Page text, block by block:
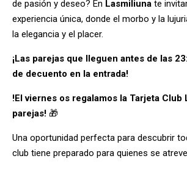
de pasión y deseo? En Lasmiliuna te
experiencia única, donde el morbo y la
la elegancia y el placer.
¡Las parejas que lleguen antes de las
de decuento en la entrada!
!El viernes os regalamos la Tarjeta Club
parejas! 🎁
Una oportunidad perfecta para descubrir
club tiene preparado para quienes se